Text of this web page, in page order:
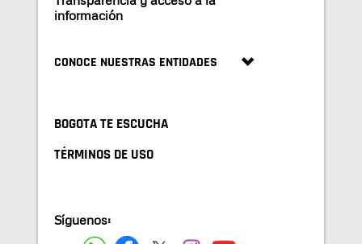
información
CONOCE NUESTRAS ENTIDADES
BOGOTA TE ESCUCHA
TÉRMINOS DE USO
Síguenos: